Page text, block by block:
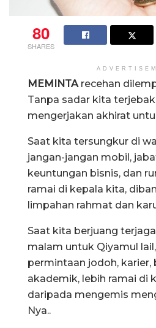
80
SHARES
MEMINTA recehan
Tanpa sadar kita
mengerjakan akhirat
Saat kita tersungkur di
jangan-jangan mobil,
keuntungan bisnis, dan
ramai di kepala kita,
limpahan rahmat dan
Saat kita berjuang
malam untuk Qiyamul
permintaan jodoh, karier,
akademik, lebih ramai di
daripada mengemis
Nya..